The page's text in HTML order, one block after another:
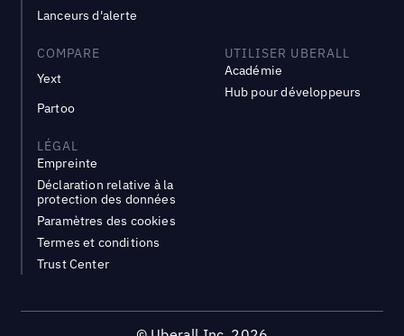
Lanceurs d'alerte
COMPARE
Yext
Partoo
UTILISER UBERALL
Académie
Hub pour développeurs
LÉGAL
Empreinte
Déclaration relative à la
protection des données
Paramètres des cookies
Termes et conditions
Trust Center